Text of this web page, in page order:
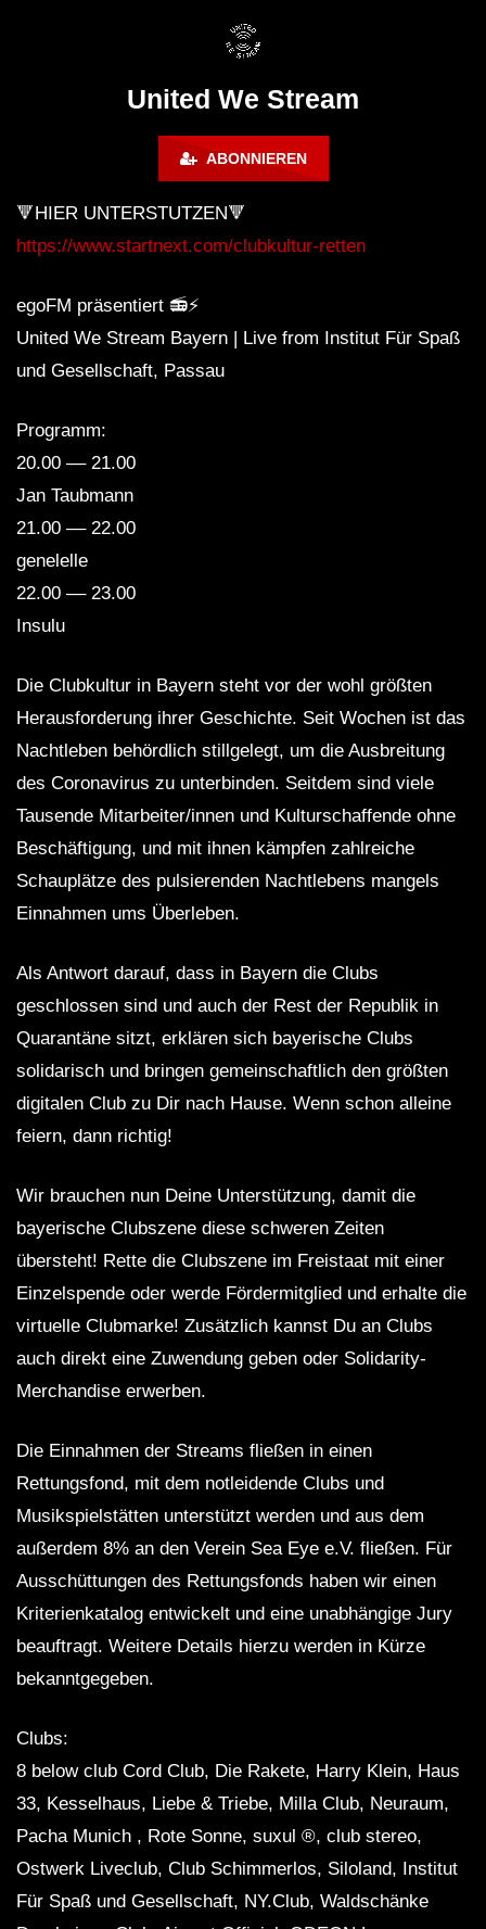
United We Stream
ABONNIEREN
🔻HIER UNTERSTÜTZEN🔻
https://www.startnext.com/clubkultur-retten
egoFM präsentiert 📻⚡️
United We Stream Bayern | Live from Institut Für Spaß
und Gesellschaft, Passau
Programm:
20.00 –– 21.00
Jan Taubmann
21.00 –– 22.00
genelelle
22.00 –– 23.00
Insulu
Die Clubkultur in Bayern steht vor der wohl größten
Herausforderung ihrer Geschichte. Seit Wochen ist das
Nachtleben behördlich stillgelegt, um die Ausbreitung
des Coronavirus zu unterbinden. Seitdem sind viele
Tausende Mitarbeiter/innen und Kulturschaffende ohne
Beschäftigung, und mit ihnen kämpfen zahlreiche
Schauplätze des pulsierenden Nachtlebens mangels
Einnahmen ums Überleben.
Als Antwort darauf, dass in Bayern die Clubs
geschlossen sind und auch der Rest der Republik in
Quarantäne sitzt, erklären sich bayerische Clubs
solidarisch und bringen gemeinschaftlich den größten
digitalen Club zu Dir nach Hause. Wenn schon alleine
feiern, dann richtig!
Wir brauchen nun Deine Unterstützung, damit die
bayerische Clubszene diese schweren Zeiten
übersteht! Rette die Clubszene im Freistaat mit einer
Einzelspende oder werde Fördermitglied und erhalte die
virtuelle Clubmarke! Zusätzlich kannst Du an Clubs
auch direkt eine Zuwendung geben oder Solidarity-
Merchandise erwerben.
Die Einnahmen der Streams fließen in einen
Rettungsfond, mit dem notleidende Clubs und
Musikspielstätten unterstützt werden und aus dem
außerdem 8% an den Verein Sea Eye e.V. fließen. Für
Ausschüttungen des Rettungsfonds haben wir einen
Kriterienkatalog entwickelt und eine unabhängige Jury
beauftragt. Weitere Details hierzu werden in Kürze
bekanntgegeben.
Clubs:
8 below club Cord Club, Die Rakete, Harry Klein, Haus
33, Kesselhaus, Liebe & Triebe, Milla Club, Neuraum,
Pacha Munich , Rote Sonne, suxul ®, club stereo,
Ostwerk Liveclub, Club Schimmerlos, Siloland, Institut
Für Spaß und Gesellschaft, NY.Club, Waldschänke